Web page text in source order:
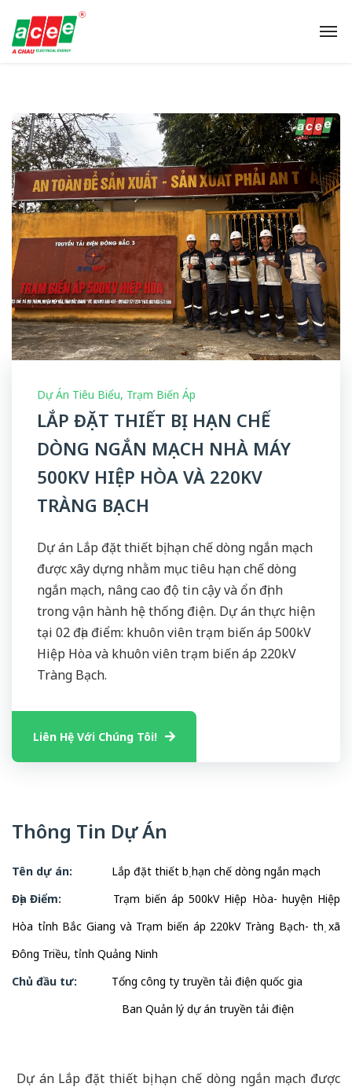
Dự Án Tiêu Biểu, Trạm Biến Áp
LẮP ĐẶT THIẾT BỊ HẠN CHẾ
DÒNG NGẮN MẠCH NHÀ MÁY
500KV HIỆP HÒA VÀ 220KV
TRÀNG BẠCH
Dự án Lắp đặt thiết bị hạn chế dòng ngắn mạch
được xây dựng nhằm mục tiêu hạn chế dòng
ngắn mạch, nâng cao độ tin cậy và ổn định
trong vận hành hệ thống điện. Dự án thực hiện
tại 02 địa điểm: khuôn viên trạm biến áp 500kV
Hiệp Hòa và khuôn viên trạm biến áp 220kV
Tràng Bạch.
Liên Hệ Với Chúng Tôi!
Thông Tin Dự Án
Tên dự án:
Lắp đặt thiết bị hạn chế dòng ngắn mạch
Địa Điểm:
Trạm biến áp 500kV Hiệp Hòa- huyện Hiệp
Hòa tỉnh Bắc Giang và Trạm biến áp 220kV Tràng Bạch- thị xã
Đông Triều, tỉnh Quảng Ninh
Chủ đầu tư:
Tổng công ty truyền tải điện quốc gia
Ban Quản lý dự án truyền tải điện
Dự án Lắp đặt thiết bị hạn chế dòng ngắn mạch được